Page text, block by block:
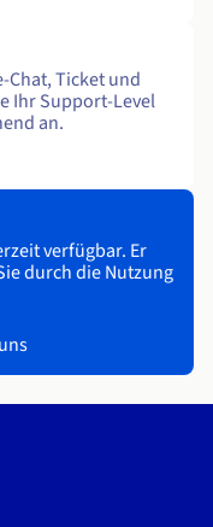
Chat, Ticket und
Ihr Support-Level
an.
verfügbar. Er
durch die Nutzung